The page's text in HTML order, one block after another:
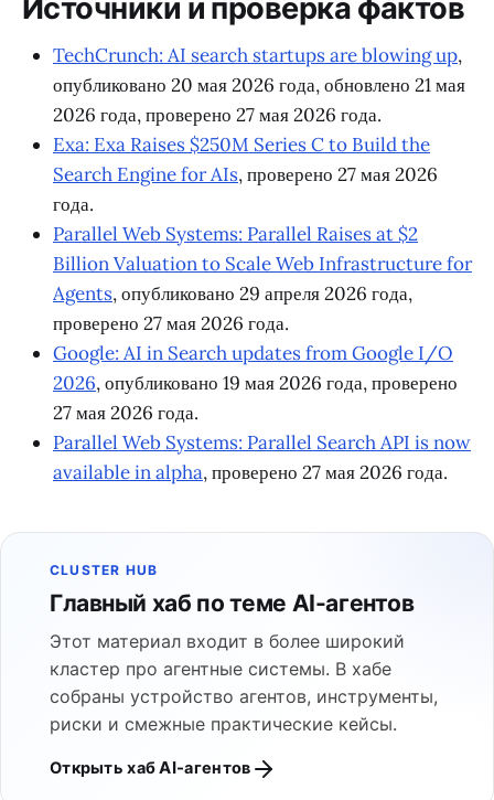
этот слой сейчас и началась новая гонка.
Читайте также
Perplexity vs Google AI: ИИ-поисковики
Как встроить ИИ-поиск в приложение с
эмбеддингами
AI Mode в Chrome: Google превращает браузер в
ИИ-поиск
Источники и проверка фактов
TechCrunch: AI search startups are blowing up
опубликовано 20 мая 2026 года, обновлено 21 мая
2026 года, проверено 27 мая 2026 года.
Exa: Exa Raises $250M Series C to Build the
года.
Parallel Web Systems: Parallel Raises at $2
Billion Valuation to Scale Web Infrastructure for
Agents
, опубликовано 29 апреля 2026 года,
проверено 27 мая 2026 года.
Google: AI in Search updates from Google I/O
2026, опубликовано 19 мая 2026 года, проверено
Parallel Web Systems: Parallel Search API is now